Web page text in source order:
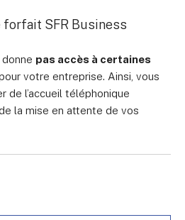
forfait SFR Business
pas accès à certaines
votre entreprise. Ainsi, vous
de l’accueil téléphonique
la mise en attente de vos